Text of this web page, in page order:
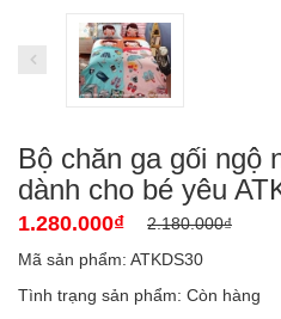
Bộ chăn ga gối ngộ
dành cho bé yêu
1.280.000₫
2.180.000₫
Mã sản phẩm: ATKDS30
Tình trạng sản phẩm: Còn hàng